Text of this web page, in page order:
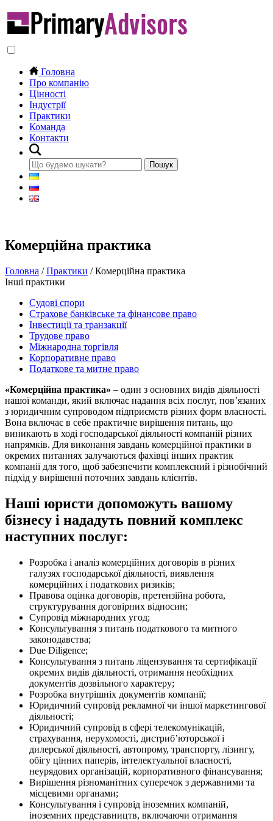
Головна
Про компанію
Цінності
Індустрії
Практики
Команда
Контакти
Комерційна практика
Головна /Практики /Комерційна практика
Інші практики
Судові спори
Страхове банківське та фінансове право
Інвестиції та транзакції
Трудове право
Міжнародна торгівля
Корпоративне право
Податкове та митне право
«Комерційна практика» – один з основних видів діяльності
нашої команди, який включає надання всіх послуг, пов’язаних
з юридичним супроводом підприємств різних форм власності.
Вона включає в себе практичне вирішення питань, що
виникають в ході господарської діяльності компаній різних
напрямків. Для виконання завдань комерційної практики в
окремих питаннях залучаються фахівці інших практик
компанії для того, щоб забезпечити комплексний і різнобічний
підхід у вирішенні поточних завдань клієнтів.
Наші юристи допоможуть вашому
бізнесу і нададуть повний комплекс
наступних послуг:
Розробка і аналіз комерційних договорів в різних
галузях господарської діяльності, виявлення
комерційних і податкових ризиків;
Правова оцінка договорів, претензійна робота,
структурування договірних відносин;
Супровід міжнародних угод;
Консультування з питань податкового та митного
законодавства;
Due Diligence;
Консультування з питань ліцензування та сертифікації
окремих видів діяльності, отримання необхідних
документів дозвільного характеру;
Розробка внутрішніх документів компанії;
Юридичний супровід рекламної чи іншої маркетингової
діяльності;
Юридичний супровід в сфері телекомунікацій,
страхування, нерухомості, дистриб’юторської і
дилерської діяльності, автопрому, транспорту, лізингу,
обігу цінних паперів, інтелектуальної власності,
неурядових організацій, корпоративного фінансування;
Вирішення різноманітних суперечок з державними та
місцевими органами;
Консультування і супровід іноземних компаній,
іноземних представництв, включаючи отримання